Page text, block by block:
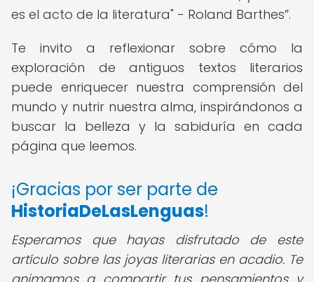
es el acto de la literatura" - Roland Barthes .
Te invito a reflexionar sobre cómo la
exploración de antiguos textos literarios
puede enriquecer nuestra comprensión del
mundo y nutrir nuestra alma, inspirándonos a
buscar la belleza y la sabiduría en cada
página que leemos.
¡Gracias por ser parte de
HistoriaDeLasLenguas!
Esperamos que hayas disfrutado de este
artículo sobre las joyas literarias en acadio. Te